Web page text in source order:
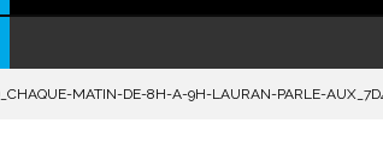
MATIN-DE-8H-A-9H-LAURAN-PARLE-